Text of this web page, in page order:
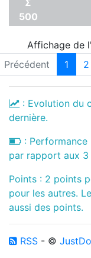
Σ
500
Affichage de
Précédent
1 2
: Evolution du
dernière.
:
par rapport aux 3
Points : 2 points
pour les autres.
aussi des points.
RSS - ©